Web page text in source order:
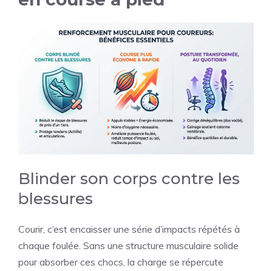
Blinder son corps contre les
blessures
Courir, c’est encaisser une série d’impacts répétés à
chaque foulée. Sans une structure musculaire solide
pour absorber ces chocs, la charge se répercute